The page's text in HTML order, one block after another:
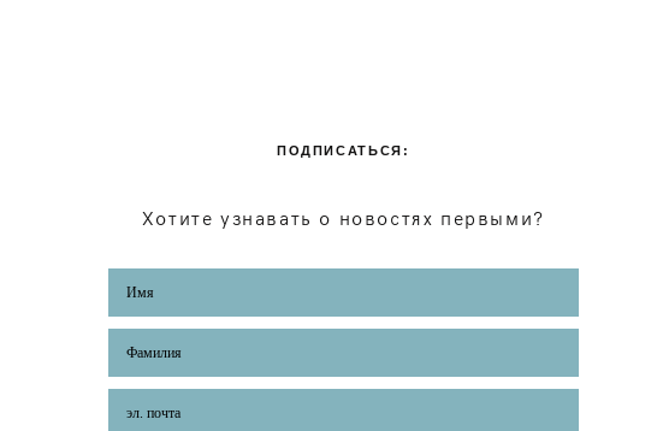
ПОДПИСАТЬСЯ:
Хотите узнавать о новостях первыми?